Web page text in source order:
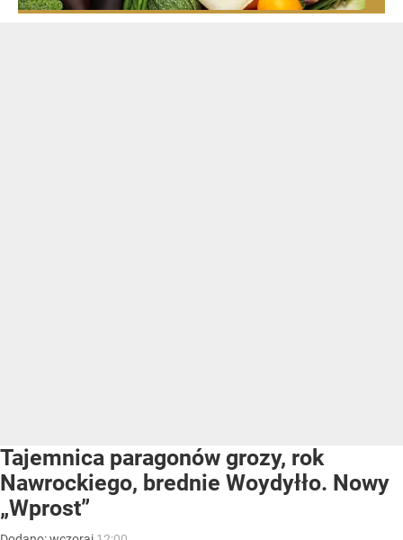
Tajemnica paragonów grozy, rok
Nawrockiego, brednie Woydyłło. Nowy
„Wprost”